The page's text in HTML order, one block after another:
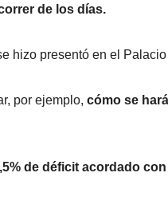
de los días.
hizo presentó en el
por ejemplo, cómo se
de déficit acordado con